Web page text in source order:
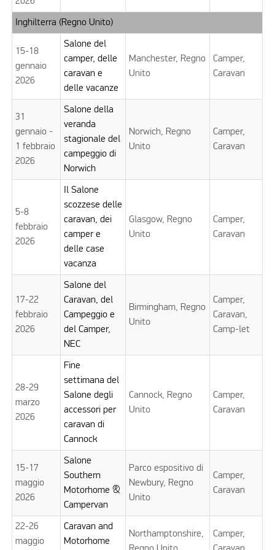
Inghilterra (Regno Unito)
15-18
gennaio
2026
Salone del
camper, delle
caravan e
delle vacanze
Manchester, Regno
Unito
Camper,
Caravan
31
gennaio -
1 febbraio
2026
Salone della
veranda
stagionale del
campeggio di
Norwich
Norwich, Regno
Unito
Camper,
Caravan
5-8
febbraio
2026
Il Salone
scozzese delle
caravan, dei
camper e
delle case
vacanza
Glasgow, Regno
Unito
Camper,
Caravan
17-22
febbraio
2026
Salone del
Caravan, del
Campeggio e
del Camper,
NEC
Birmingham, Regno
Unito
Camper,
Caravan,
Camp-let
28-29
marzo
2026
Fine
settimana del
Salone degli
accessori per
caravan di
Cannock
Cannock, Regno
Unito
Camper,
Caravan
15-17
maggio
2026
Salone
Southern
Motorhome &
Campervan
Parco espositivo di
Newbury, Regno
Unito
Camper,
Caravan
22-26
maggio
Caravan and
Motorhome
Northamptonshire,
Camper,